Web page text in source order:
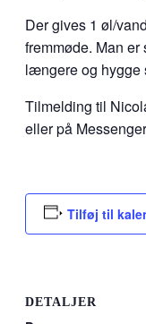
Der gives 1 øl/
fremmøde. Man
længere og hygge
Tilmelding til
eller på
Tilføj til
DETALJER